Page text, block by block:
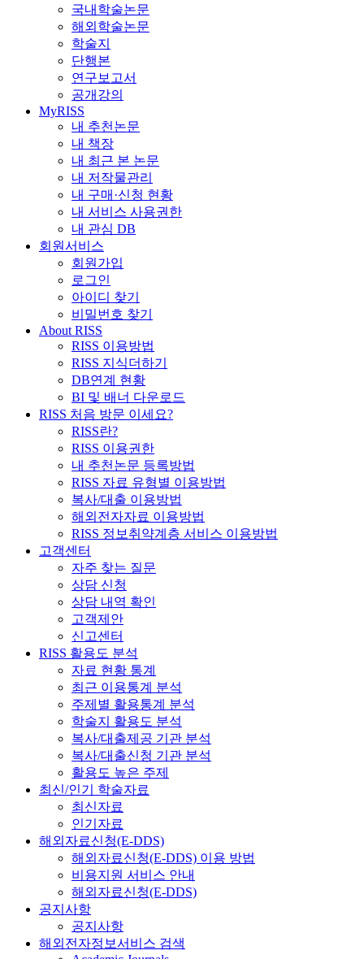
국내학술논문
해외학술논문
학술지
단행본
연구보고서
공개강의
MyRISS
내 추천논문
내 책장
내 최근 본 논문
내 저작물관리
내 구매·신청 현황
내 서비스 사용권한
내 관심 DB
회원서비스
회원가입
로그인
아이디 찾기
비밀번호 찾기
About RISS
RISS 이용방법
RISS 지식더하기
DB연계 현황
BI 및 배너 다운로드
RISS 처음 방문 이세요?
RISS란?
RISS 이용권한
내 추천논문 등록방법
RISS 자료 유형별 이용방법
복사/대출 이용방법
해외전자자료 이용방법
RISS 정보취약계층 서비스 이용방법
고객센터
자주 찾는 질문
상담 신청
상담 내역 확인
고객제안
신고센터
RISS 활용도 분석
자료 현황 통계
최근 이용통계 분석
주제별 활용통계 분석
학술지 활용도 분석
복사/대출제공 기관 분석
복사/대출신청 기관 분석
활용도 높은 주제
최신/인기 학술자료
최신자료
인기자료
해외자료신청(E-DDS)
해외자료신청(E-DDS) 이용 방법
비용지원 서비스 안내
해외자료신청(E-DDS)
공지사항
공지사항
해외전자정보서비스 검색